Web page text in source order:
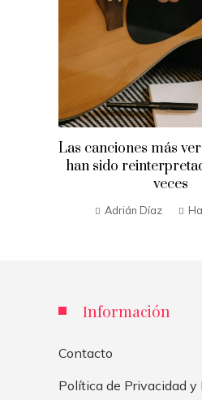
Las canciones más
han sido
veces
Adrián Díaz
Información
Contacto
Política de Privacidad